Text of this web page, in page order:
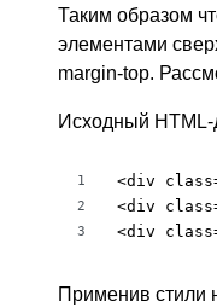
Таким образом
элементами
margin-top.
Исходный HTML-
1
2
3
<div
<div
<div
Применив стили